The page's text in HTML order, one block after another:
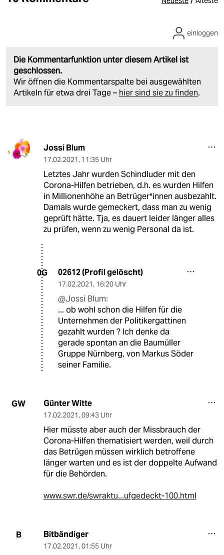
Die Kommentarfunktion unter diesem Artikel ist
geschlossen.
Wir öffnen die Kommentarspalte bei ausgewählten
Artikeln für etwa drei Tage – hier sind sie zu finden.
einloggen
Jossi Blum
17.02.2021, 11:35 Uhr
Letztes Jahr wurden Schindluder mit den
Corona-Hilfen betrieben, d.h. es wurden Hilfen
in Millionenhöhe an Betrüger*innen ausbezahlt.
Damals wurde gemeckert, dass man zu wenig
geprüft hätte. Tja, es dauert leider länger alles
zu prüfen, wenn zu wenig Personal da ist.
0G 02612 (Profil gelöscht)
17.02.2021, 16:20 Uhr
@Jossi Blum:
... ob wohl schon die Hilfen für die
Unternehmen der Politikergattinen
gezahlt wurden ? Ich denke da
gerade spontan an die Baumüller
Gruppe Nürnberg, von Markus Söder
seiner Familie.
GW Günter Witte
17.02.2021, 09:43 Uhr
Hier müsste aber auch der Missbrauch der
Corona-Hilfen thematisiert werden, weil durch
das Betrügen müssen wirklich betroffene
länger warten und es ist der doppelte Aufwand
für die Behörden.
www.swr.de/swraktu...ufgedeckt-100.html
B Bitbändiger
17.02.2021, 01:55 Uhr